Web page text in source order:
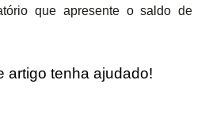
que apresente o saldo de
artigo tenha ajudado!